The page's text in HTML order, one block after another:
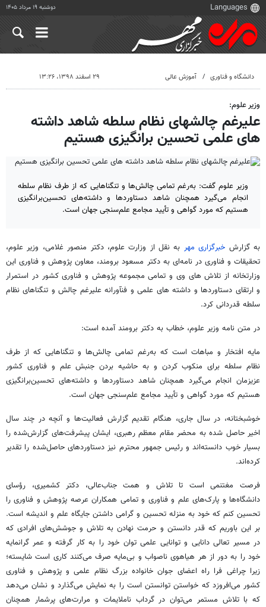
دوشنبه ۱۹ مرداد ۱۴۰۵
دانشگاه و فناوری آموزش عالی ۲۹ اسفند ۱۳۹۸، ۱۳:۲۶
وزیر علوم:
علیرغم چالشهای نظام سلطه شاهد داشته
های علمی تحسین برانگیزی هستیم
وزیر علوم گفت: به‌رغم تمامی چالش‌ها و تنگناهایی که از طرف نظام سلطه
انجام می‌گیرد همچنان شاهد دستاوردها و داشته‌های تحسین‌برانگیزی
هستیم که مورد گواهی و تأیید مجامع علم‌سنجی جهان است.
به گزارش خبرگزاری مهر به نقل از وزارت علوم، دکتر منصور غلامی، وزیر علوم،
تحقیقات و فناوری در نامه‌ای به دکتر مسعود برومند، معاون پژوهش و فناوری این
وزارتخانه از تلاش های وی و تمامی مجموعه پژوهش و فناوری کشور در استمرار
و ارتقای دستاوردها و داشته های علمی و فنآورانه علیرغم چالش و تنگناهای نظام
سلطه قدردانی کرد.
در متن نامه وزیر علوم، خطاب به دکتر برومند آمده است:
مایه افتخار و مباهات است که به‌رغم تمامی چالش‌ها و تنگناهایی که از طرف
نظام سلطه برای منکوب کردن و به حاشیه بردن جنبش علم و فناوری کشور
عزیزمان انجام می‌گیرد همچنان شاهد دستاوردها و داشته‌های تحسین‌برانگیزی
هستیم که مورد گواهی و تأیید مجامع علم‌سنجی جهان است.
خوشبختانه، در سال جاری، هنگام تقدیم گزارش فعالیت‌ها و آنچه در چند سال
اخیر حاصل شده به محضر مقام معظم رهبری، ایشان پیشرفت‌های گزارش‌شده را
بسیار خوب دانسته‌اند و رئیس جمهور محترم نیز دستاوردهای حاصل‌شده را تقدیر
کرده‌اند.
فرصت مغتنمی است تا تلاش و همت جناب‌عالی، دکتر کشمیری، رؤسای
دانشگاه‌ها و پارک‌های علم و فناوری و تمامی همکاران عرصه پژوهش و فناوری را
تحسین کنم که خود به منزله تحسین و گرامی داشتن جایگاه علم و اندیشه است.
بر این باوریم که قدر دانستن و حرمت نهادن به تلاش و جوشش‌های افرادی که
در مسیر تعالی دانایی و توانایی علمی توان خود را به کار گرفته و عمر گرانمایه
خود را به دور از هر هیاهوی ناصواب و بی‌مایه صرف می‌کنند کاری است شایسته؛
زیرا چراغی فرا راه اعضای جوان خانواده بزرگ نظام علمی و پژوهش و فناوری
کشور می‌افروزد که خواستن توانستن است را به نمایش می‌گذارد و نشان می‌دهد
که با تلاش مستمر می‌توان در گرداب ناملایمات و مرارت‌های پرشمار همچنان